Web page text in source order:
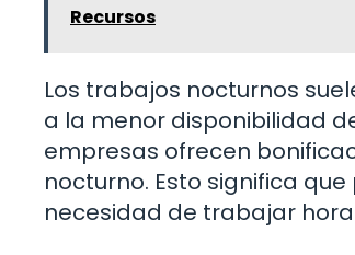
Recursos
Los trabajos nocturnos
a la menor disponibilidad
empresas ofrecen
nocturno. Esto significa
necesidad de trabajar